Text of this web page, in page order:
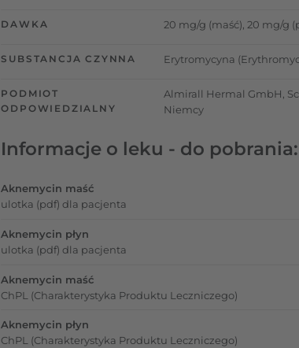
DAWKA 20 mg/g (maść), 20 mg/g
SUBSTANCJA CZYNNA Erytromycyna
PODMIOT
ODPOWIEDZIALNY
Almirall Hermal GmbH,
Niemcy
Informacje o leku - do pobrania:
Aknemycin maść
ulotka (pdf) dla pacjenta
Aknemycin płyn
ulotka (pdf) dla pacjenta
Aknemycin maść
ChPL (Charakterystyka Produktu Leczniczego)
Aknemycin płyn
ChPL (Charakterystyka Produktu Leczniczego)